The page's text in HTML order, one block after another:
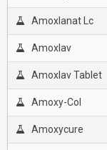
Amoxlanat Lc
Amoxlav
Amoxlav Tablet
Amoxy-Col
Amoxycure